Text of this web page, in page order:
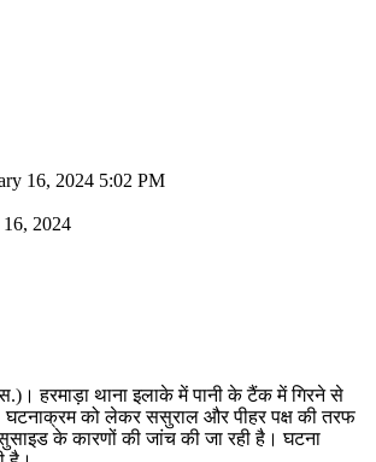
16, 2024 5:02 PM
2024
हरमाड़ा थाना इलाके में पानी के टैंक में गिरने से
घटनाक्रम को लेकर ससुराल और पीहर पक्ष की तरफ
के कारणों की जांच की जा रही है। घटना